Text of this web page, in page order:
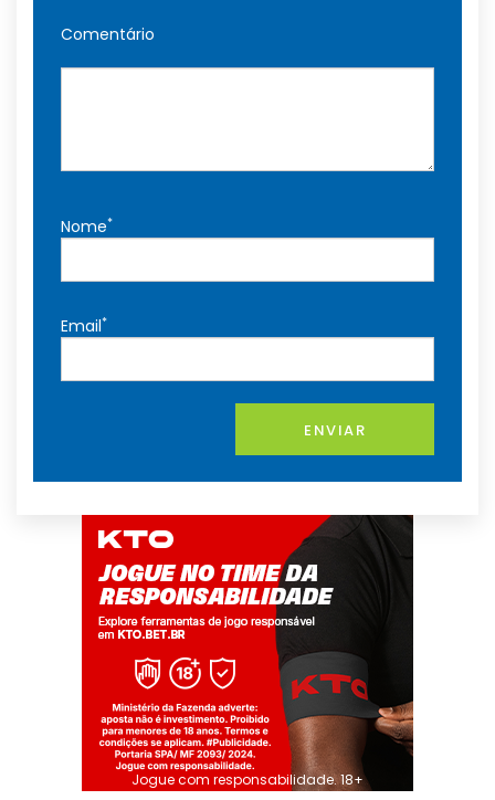
Comentário
Nome*
Email*
ENVIAR
Jogue com responsabilidade. 18+